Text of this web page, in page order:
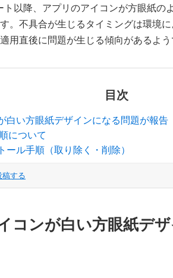
ト以降、アプリのアイコンが方眼紙の
。不具合が生じるタイミングは環境
用直後に問題が生じる傾向があるよう
目次
白い方眼紙デザインになる問題が報告
について
ール手順（取り除く・削除）
する
コンが白い方眼紙デ